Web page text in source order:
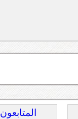
المتابعون